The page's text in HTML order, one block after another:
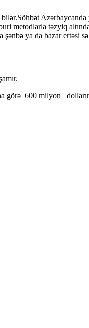
bilər.Söhbət
metodlarla təzyiq
ya da bazar ertəsi
görə 600 milyon